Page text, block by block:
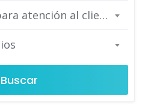
Herramientas para atención al cliente
Buscar